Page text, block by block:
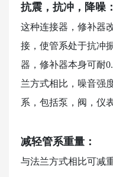
抗震，抗冲，降噪：
这种连接器，修补器
接，使管系处于抗冲
器，修补器本身可耐
兰方式相比，噪音强
系，包括泵，阀，仪
减轻管系重量：
与法兰方式相比可减